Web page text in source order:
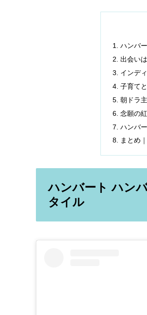
ハンバ
出会い
インデ
子育て
朝ドラ
念願の
ハンバ
まとめ
ハンバート ハン
タイル